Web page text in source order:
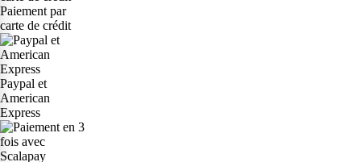
Paiement par
carte de crédit
Paypal et
American
Express